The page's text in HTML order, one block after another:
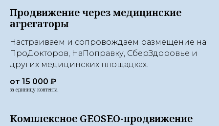
Продвижение через медицинские
агрегаторы
Настраиваем и сопровождаем размещение на
ПроДокторов, НаПоправку, СберЗдоровье и
других медицинских площадках.
от 15 000 ₽
за единицу контента
Комплексное GEOSEO-продвижение